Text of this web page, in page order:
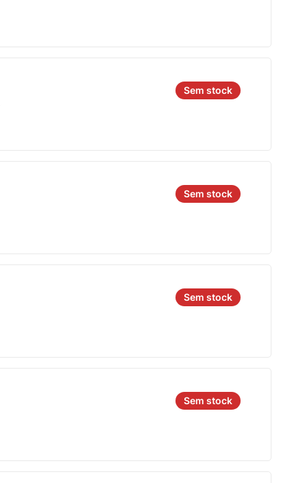
Sem stock
Sem stock
Sem stock
Sem stock